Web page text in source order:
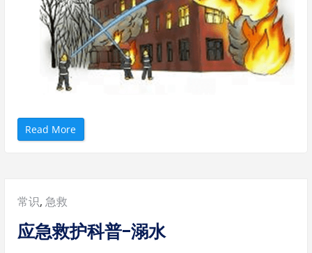
Read More“
应
Posted
in:
常识, 急救
应急救护科普-溺水